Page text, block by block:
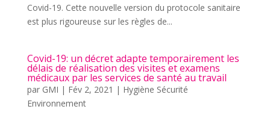
Covid-19. Cette nouvelle version du protocole sanitaire
est plus rigoureuse sur les règles de...
Covid-19: un décret adapte temporairement les
délais de réalisation des visites et examens
médicaux par les services de santé au travail
par GMI | Fév 2, 2021 | Hygiène Sécurité
Environnement